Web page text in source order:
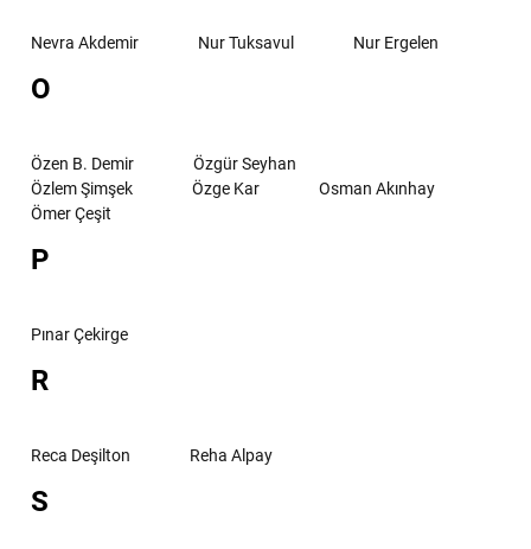
Nevra Akdemir Nur Tuksavul Nur Ergelen
O
Özen B. Demir
Özgür Seyhan
Özlem Şimşek
Özge Kar
Osman Akınhay
Ömer Çeşit
P
Pınar Çekirge
R
Reca Deşilton Reha Alpay
S